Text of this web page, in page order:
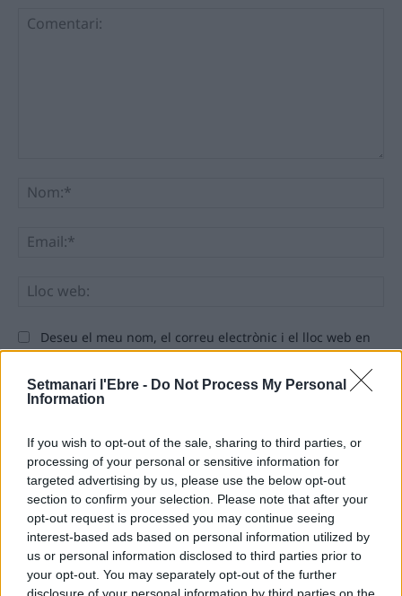
Setmanari l'Ebre - Do Not Process My Personal
Information
If you wish to opt-out of the sale, sharing to third parties, or
processing of your personal or sensitive information for
targeted advertising by us, please use the below opt-out
section to confirm your selection. Please note that after your
opt-out request is processed you may continue seeing
interest-based ads based on personal information utilized by
us or personal information disclosed to third parties prior to
your opt-out. You may separately opt-out of the further
disclosure of your personal information by third parties on the
Deseu el meu nom, el correu electrònic i el lloc web en
aquest navegador per a la propera vegada que comenti.
ÚLTIMES NOTÍCIES
L’Ajuntament de Tortosa amplia el
termini de les obres de l’aparcament
dels terrenys de Renfe per les altes